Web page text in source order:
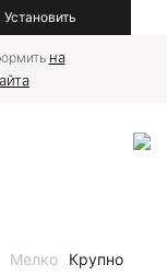
Установить
на
Мелко Крупно